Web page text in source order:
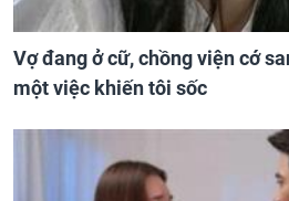
Vợ đang ở cữ, chồng viện cớ
một việc khiến tôi sốc